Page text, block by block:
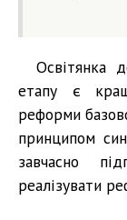
Освітянка
етапу є
реформи
принципом
завчасно
реалізувати